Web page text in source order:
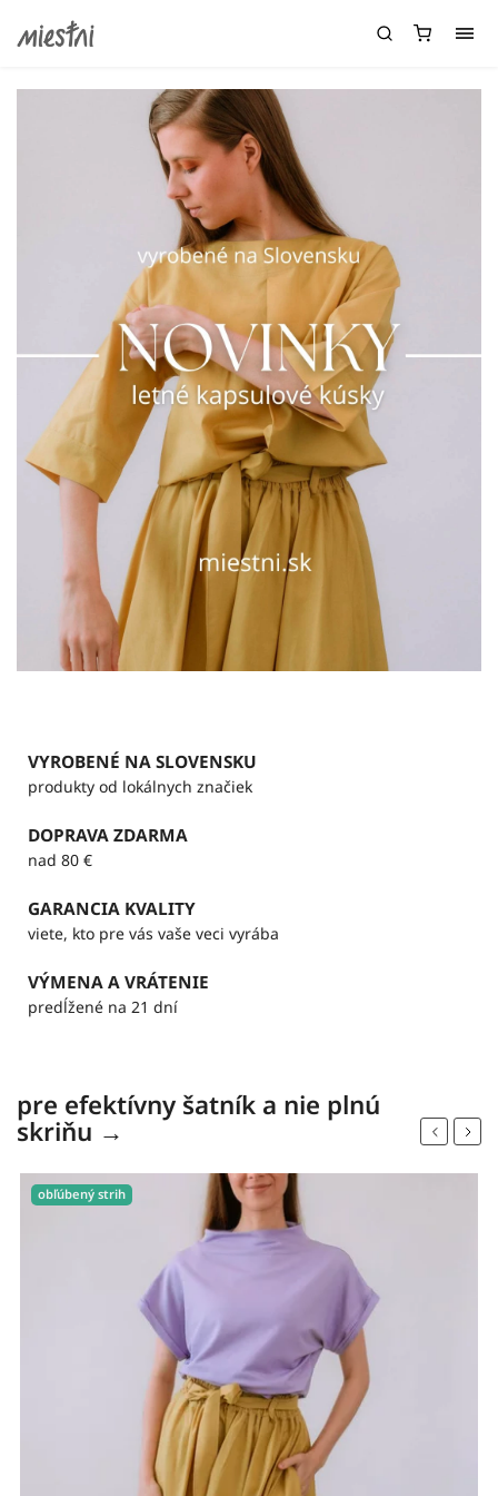
VYROBENÉ NA SLOVENSKU
produkty od lokálnych značiek
DOPRAVA ZDARMA
nad 80 €
GARANCIA KVALITY
viete, kto pre vás vaše veci vyrába
VÝMENA A VRÁTENIE
predĺžené na 21 dní
pre efektívny šatník a nie plnú
skriňu → Previous
Next